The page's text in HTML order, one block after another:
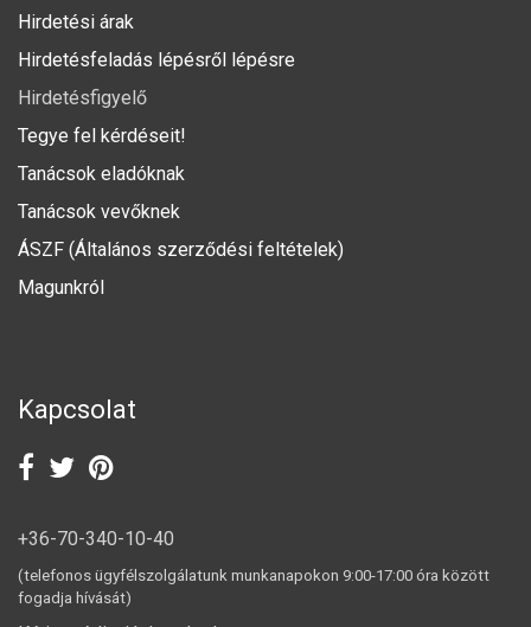
Hirdetési árak
Hirdetésfeladás lépésről lépésre
Hirdetésfigyelő
Tegye fel kérdéseit!
Tanácsok eladóknak
Tanácsok vevőknek
ÁSZF (Általános szerződési feltételek)
Magunkról
Kapcsolat
+36-70-340-10-40
(telefonos ügyfélszolgálatunk munkanapokon 9:00-17:00 óra között
fogadja hívását)